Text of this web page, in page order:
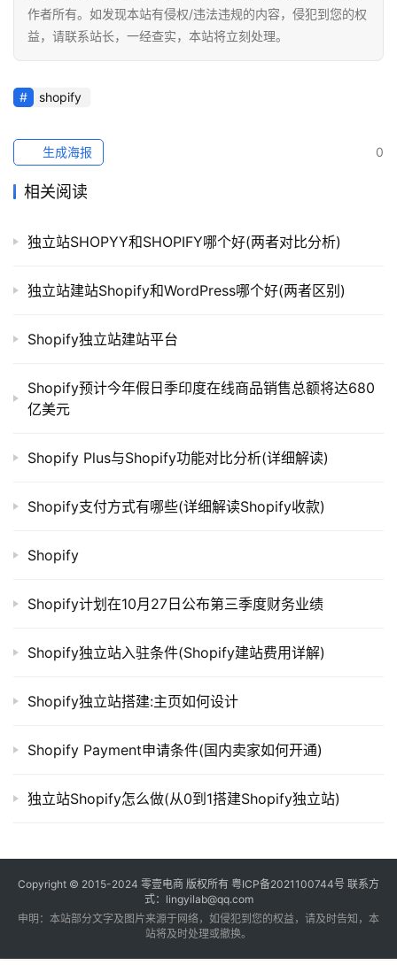
作者所有。如发现本站有侵权/违法违规的内容，侵犯到您的权
益，请联系站长，一经查实，本站将立刻处理。
shopify
0
生成海报
相关阅读
独立站SHOPYY和SHOPIFY哪个好(两者对比分析)
独立站建站Shopify和WordPress哪个好(两者区别)
Shopify独立站建站平台
Shopify预计今年假日季印度在线商品销售总额将达680
亿美元
Shopify Plus与Shopify功能对比分析(详细解读)
Shopify支付方式有哪些(详细解读Shopify收款)
Shopify
Shopify计划在10月27日公布第三季度财务业绩
Shopify独立站入驻条件(Shopify建站费用详解)
Shopify独立站搭建:主页如何设计
Shopify Payment申请条件(国内卖家如何开通)
独立站Shopify怎么做(从0到1搭建Shopify独立站)
Copyright © 2015-2024 零壹电商 版权所有 粤ICP备2021100744号 联系方
式：lingyilab@qq.com
申明：本站部分文字及图片来源于网络，如侵犯到您的权益，请及时告知，本
站将及时处理或撤换。